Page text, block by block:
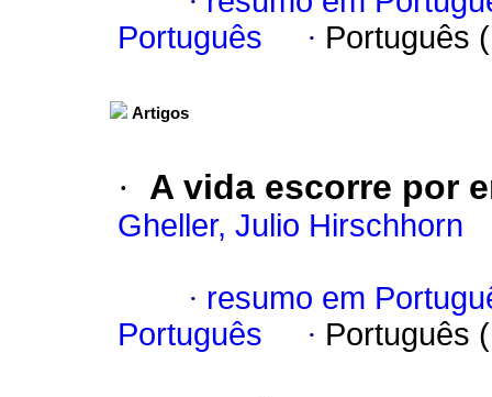
Português
· Português
Artigos
· A vida escorre por
Gheller, Julio Hirschhorn
· resumo em
Português
· Português